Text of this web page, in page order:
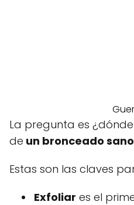
La pregunta es
de un bronceado sano
Estas son las claves
Exfoliar es el